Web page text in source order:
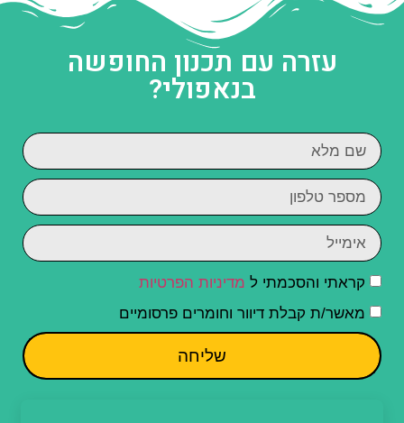
עזרה עם תכנון החופשה
בנאפולי?
קראתי והסכמתי ל מדיניות הפרטיות
מאשר/ת קבלת דיוור וחומרים פרסומיים
שליחה